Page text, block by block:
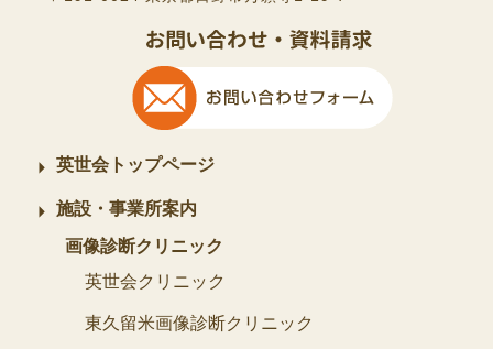
英世会トップページ
施設・事業所案内
画像診断クリニック
英世会クリニック
東久留米画像診断クリニック